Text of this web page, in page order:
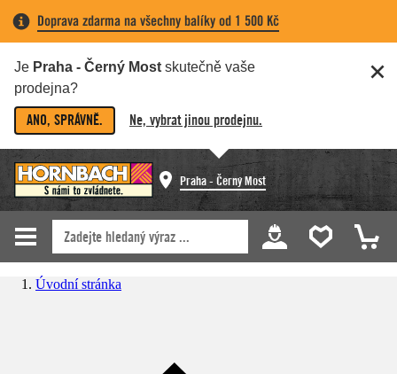
Doprava zdarma na všechny balíky od 1 500 Kč
Je Praha - Černý Most skutečně vaše
prodejna?
ANO, SPRÁVNĚ. Ne, vybrat jinou prodejnu.
Praha - Černý Most
Úvodní stránka